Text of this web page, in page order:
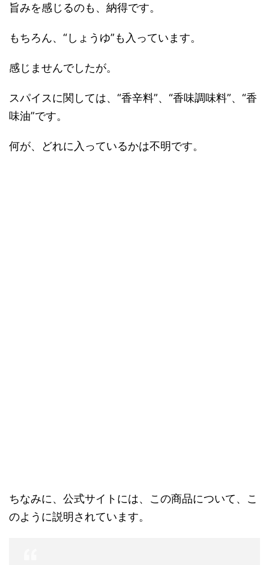
旨みを感じるのも、納得です。
もちろん、“しょうゆ”も入っています。
感じませんでしたが。
スパイスに関しては、“香辛料”、“香味調味料”、“香
味油”です。
何が、どれに入っているかは不明です。
ちなみに、公式サイトには、この商品について、こ
のように説明されています。